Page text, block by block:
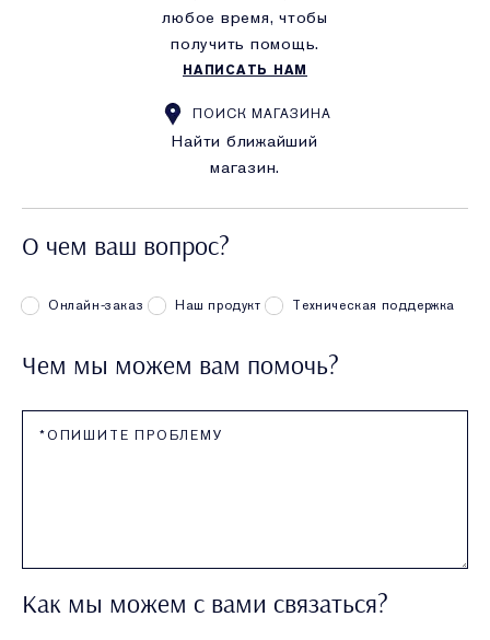
любое время, чтобы
получить помощь.
НАПИСАТЬ НАМ
ПОИСК МАГАЗИНА
Найти ближайший
магазин.
О чем ваш вопрос?
Онлайн-заказ Наш продукт Техническая поддержка
Чем мы можем вам помочь?
Как мы можем с вами связаться?